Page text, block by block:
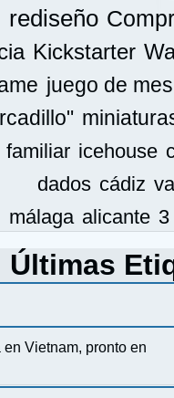
rediseño
Kickstarter
juego de
familiar icehouse
dados cádiz
málaga alicante
Últimas
Vietnam, pronto en